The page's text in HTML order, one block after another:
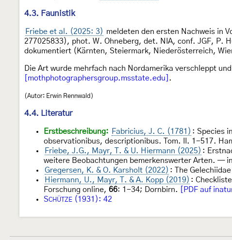
4.3. Faunistik
Friebe et al. (2025: 3) meldeten den ersten Nachweis in
277025833), phot. W. Ohneberg, det. NIA, conf. JGF, P.
dokumentiert (Kärnten, Steiermark, Niederösterreich,
Die Art wurde mehrfach nach Nordamerika verschleppt
[mothphotographersgroup.msstate.edu] .
(Autor: Erwin Rennwald)
4.4. Literatur
Erstbeschreibung: Fabricius, J. C. (1781) : Species
observationibus, descriptionibus. Tom. II. 1-517.
Friebe, J.G., Mayr, T. & U. Hiermann (2025) :
weitere Beobachtungen bemerkenswerter Arten. —
Gregersen, K. & O. Karsholt (2022) : The
Hiermann, U., Mayr, T. & A. Kopp (2019) :
Forschung online, 66: 1-34; Dornbirn.
[PDF auf
SCHÜTZE (1931): 42